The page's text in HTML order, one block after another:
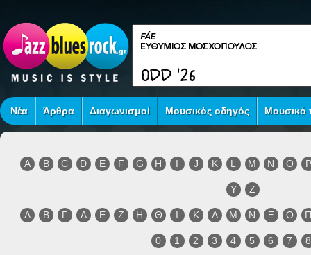
Νέα Άρθρα Διαγωνισμοί Μουσικός οδηγός Μουσικό
A B C D E F G H I J K L M N O P
Y Z
Α Β Γ Δ Ε Ζ Η Θ Ι Κ Λ Μ Ν Ξ Ο
0 1 2 3 4 5 6 7 8